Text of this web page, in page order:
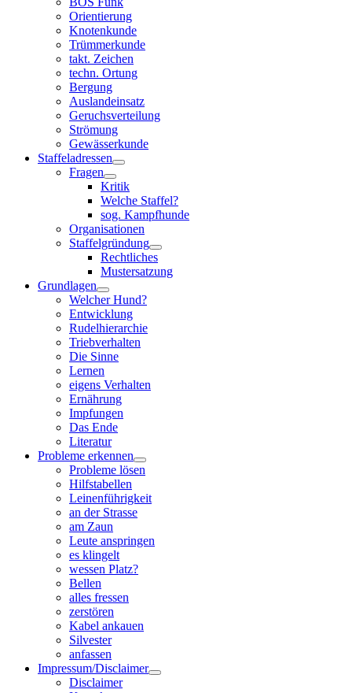
Orientierung
Knotenkunde
Trümmerkunde
takt. Zeichen
techn. Ortung
Bergung
Auslandeinsatz
Geruchsverteilung
Strömung
Gewässerkunde
Staffeladressen
Fragen
Kritik
Welche Staffel?
sog. Kampfhunde
Organisationen
Staffelgründung
Rechtliches
Mustersatzung
Grundlagen
Welcher Hund?
Entwicklung
Rudelhierarchie
Triebverhalten
Die Sinne
Lernen
eigens Verhalten
Ernährung
Impfungen
Das Ende
Literatur
Probleme erkennen
Probleme lösen
Hilfstabellen
Leinenführigkeit
an der Strasse
am Zaun
Leute anspringen
es klingelt
wessen Platz?
Bellen
alles fressen
zerstören
Kabel ankauen
Silvester
anfassen
Impressum/Disclaimer
Disclaimer